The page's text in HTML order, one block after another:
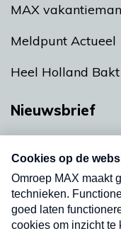
MAX vakantieman
Meldpunt Actueel
Heel Holland Bakt
Nieuwsbrief
nieuwsbrief. Elke
uw mailbox.